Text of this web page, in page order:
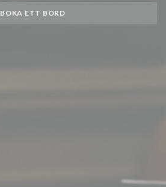
BOKA ETT BORD